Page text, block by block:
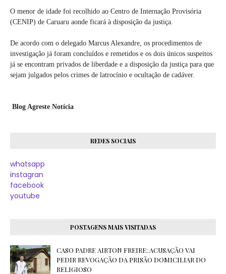
O menor de idade foi recolhido ao Centro de Internação Provisória
(CENIP) de Caruaru aonde ficará à disposição da justiça.
De acordo com o delegado Marcus Alexandre, os procedimentos de
investigação já foram concluídos e remetidos e os dois únicos suspeitos
já se encontram privados de liberdade e a disposição da justiça para que
sejam julgados pelos crimes de latrocínio e ocultação de cadáver.
Blog Agreste Notícia
REDES SOCIAIS
whatsapp
instagran
facebook
youtube
POSTAGENS MAIS VISITADAS
CASO PADRE AIRTON FREIRE: ACUSAÇÃO VAI
PEDIR REVOGAÇÃO DA PRISÃO DOMICILIAR DO
RELIGIOSO